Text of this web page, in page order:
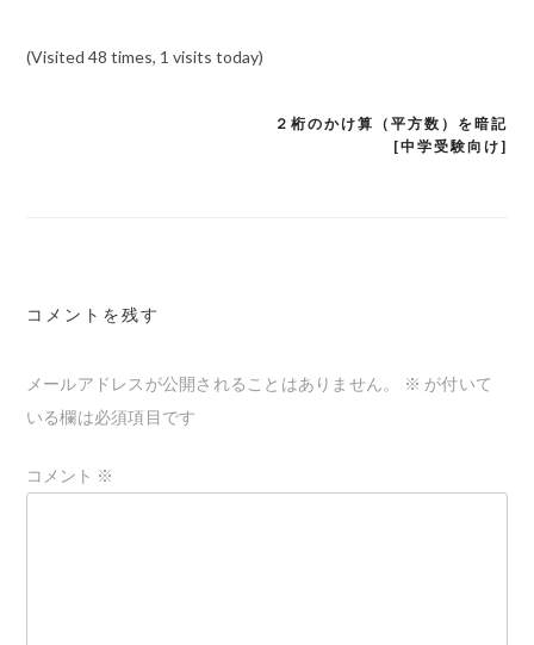
(Visited 48 times, 1 visits today)
シ
ョ
２桁のかけ算（平方数）を暗記
[中学受験向け]
コメントを残す
メールアドレスが公開されることはありません。 ※ が付いて
いる欄は必須項目です
コメント ※